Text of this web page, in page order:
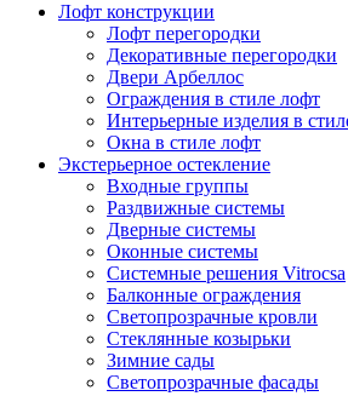
Лофт конструкции
Лофт перегородки
Декоративные перегородки
Двери Арбеллос
Ограждения в стиле лофт
Интерьерные изделия в
Окна в стиле лофт
Экстерьерное остекление
Входные группы
Раздвижные системы
Дверные системы
Оконные системы
Системные решения Vitrocsa
Балконные ограждения
Светопрозрачные кровли
Стеклянные козырьки
Зимние сады
Светопрозрачные фасады